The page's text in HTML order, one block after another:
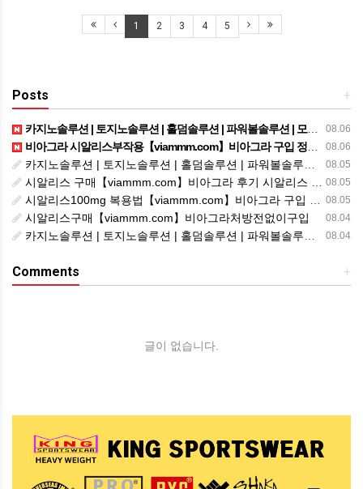
1 2 3 4 5
+
Posts
08.06
카지노솔루션 | 토지노솔루션 | 홀덤솔루션 | 파워볼솔루션 | 모아솔루션
08.06
비아그라 시알리스부작용【viammm.com】비아그라 구입 정품비아그라 시알리스발기부전
08.05
카지노솔루션 | 토지노솔루션 | 홀덤솔루션 | 파워볼솔루션 | 모아솔루션
08.05
시알리스 구매【viammm.com】비아그라 후기 시알리스 파는곳
08.05
시알리스100mg 복용법【viammm.com】비아그라 구입 시알리스20mg 복용법
08.04
시알리스구매【viammm.com】비아그라처방전없이구입
08.04
카지노솔루션 | 토지노솔루션 | 홀덤솔루션 | 파워볼솔루션 | 모아솔루션
+
Comments
글이 없습니다.